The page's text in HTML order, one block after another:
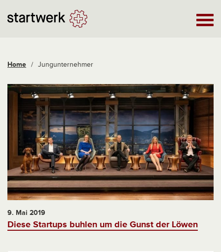
Home / Jungunternehmer
9. Mai 2019
Diese Startups buhlen um die Gunst der Löwen